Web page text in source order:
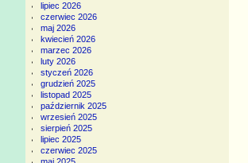
lipiec 2026
czerwiec 2026
maj 2026
kwiecień 2026
marzec 2026
luty 2026
styczeń 2026
grudzień 2025
listopad 2025
październik 2025
wrzesień 2025
sierpień 2025
lipiec 2025
czerwiec 2025